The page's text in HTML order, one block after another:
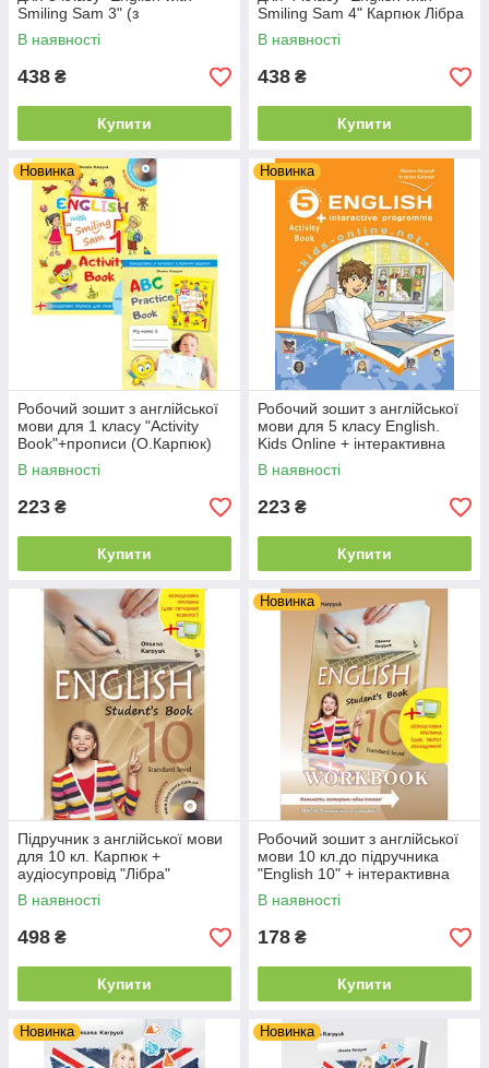
Smiling Sam 3" (з
аудіосупроводом) Карпюк
"Лібра" НУШ
В наявності
438 ₴
Купити
Smiling Sam 4" Карпюк Лібра
В наявності
438 ₴
Купити
Новинка
Робочий зошит з англійської
мови для 1 класу "Activity
Book"+прописи (О.Карпюк)
НУШ "Лібра"
В наявності
223 ₴
Купити
Новинка
Робочий зошит з англійської
мови для 5 класу English.
Kids Online + інтерактивна
програма (О.Карпюк) НУШ
"Лібра"
В наявності
223 ₴
Купити
Підручник з англійської мови
для 10 кл. Карпюк +
аудіосупровід "Лібра"
В наявності
498 ₴
Купити
Новинка
Робочий зошит з англійської
мови 10 кл.до підручника
"English 10" + інтерактивна
програма Карпюк "Лібра"
В наявності
178 ₴
Купити
Новинка Новинка